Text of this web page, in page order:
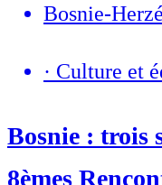
Bosnie-
· Culture et
Bosnie : trois
8èmes